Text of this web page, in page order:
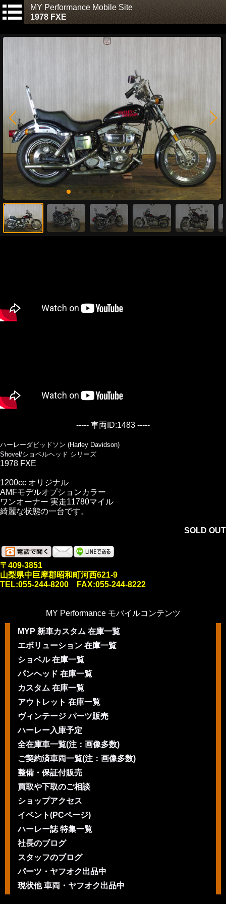
MY Performance Mobile Site
1978 FXE
----- 車両ID:1483 -----
ハーレーダビッドソン (Harley Davidson)
Shovel/ショベルヘッド シリーズ
1978 FXE
1200cc オリジナル
AMFモデルオプションカラー
ワンオーナー 実走11780マイル
綺麗な状態の一台です。
SOLD OUT
〒409-3851
山梨県中巨摩郡昭和町河西621-9
TEL:055-244-8200 FAX:055-244-8222
MY Performance モバイルコンテンツ
MYP 新車カスタム 在庫一覧
エボリューション 在庫一覧
ショベル 在庫一覧
パンヘッド 在庫一覧
カスタム 在庫一覧
アウトレット 在庫一覧
ヴィンテージ パーツ販売
ハーレー入庫予定
全在庫車一覧(注：画像多数)
ご契約済車両一覧(注：画像多数)
整備・保証付販売
買取や下取のご相談
ショップアクセス
イベント(PCページ)
ハーレー誌 特集一覧
社長のブログ
スタッフのブログ
パーツ・ヤフオク出品中
現状他 車両・ヤフオク出品中